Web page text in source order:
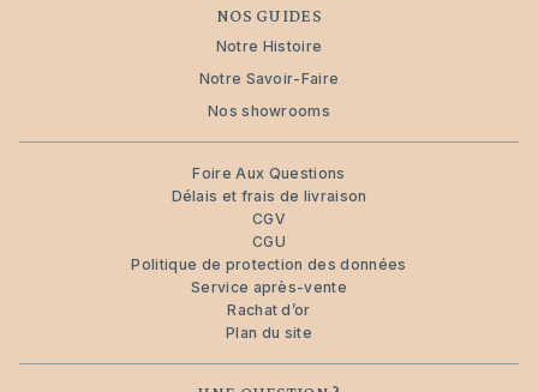
NOS GUIDES
Notre Histoire
Notre Savoir-Faire
Nos showrooms
Foire Aux Questions
Délais et frais de livraison
CGV
CGU
Politique de protection des données
Service après-vente
Rachat d’or
Plan du site